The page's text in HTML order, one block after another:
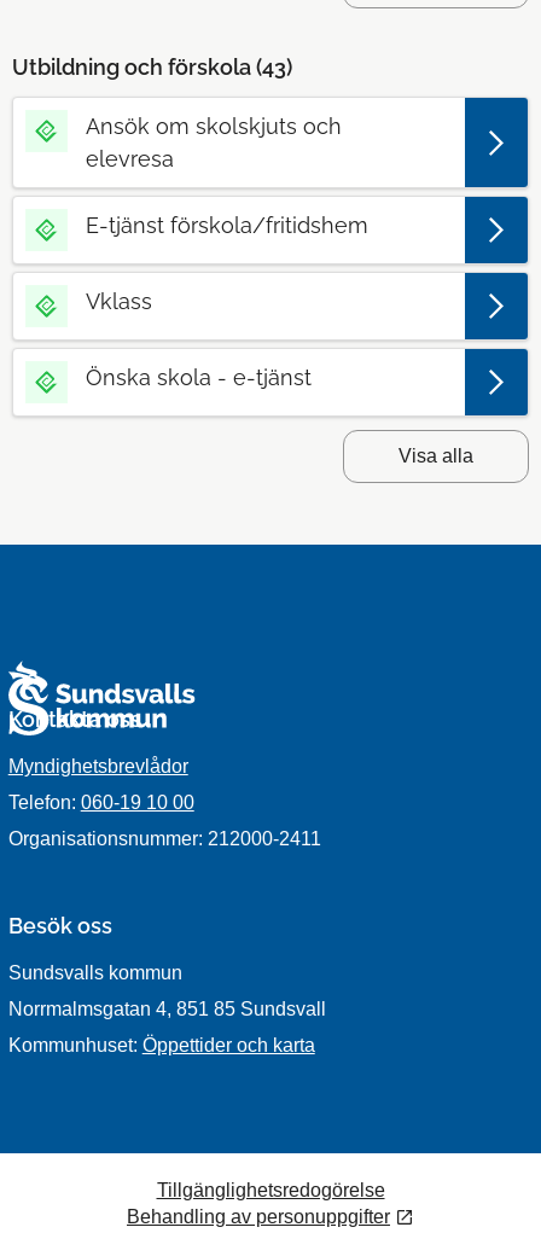
Utbildning och förskola (43)
Ansök om skolskjuts och
elevresa
E-tjänst förskola/fritidshem
Vklass
Önska skola - e-tjänst
Visa alla
Kontakta oss
Myndighetsbrevlådor
Telefon: 060-19 10 00
Organisationsnummer: 212000-2411
Besök oss
Sundsvalls kommun
Norrmalmsgatan 4, 851 85 Sundsvall
Kommunhuset: Öppettider och karta
Tillgänglighetsredogörelse
Behandling av personuppgifter